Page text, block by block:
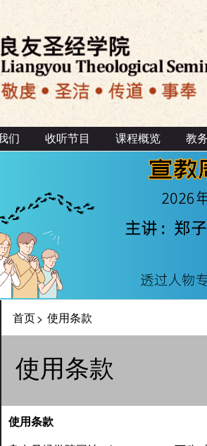
们 收听节目 课程概览 教
首页> 使用条款
使用条款
使用条款